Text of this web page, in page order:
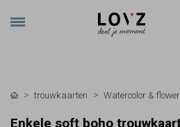
trouwkaarten Watercolor &
Enkele soft boho